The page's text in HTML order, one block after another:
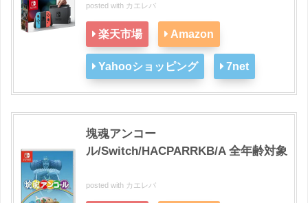
posted with カエレバ
楽天市場 Amazon
Yahooショッピング 7net
塊魂アンコー
ル/Switch/HACPARRKB/A 全年齢対象
posted with カエレバ